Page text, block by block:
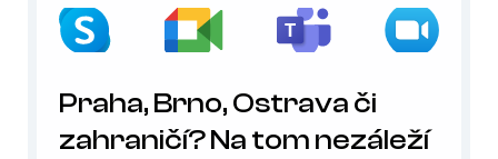
Praha, Brno, Ostrava či
zahraničí? Na tom nezáleží